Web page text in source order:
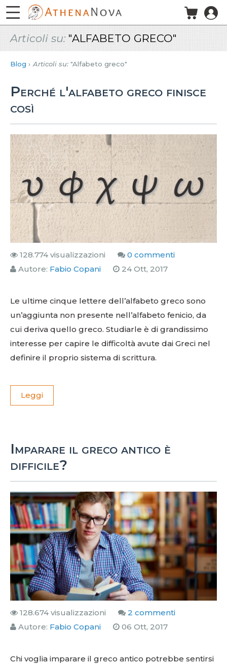
Salta al contenuto principale
Articoli su: "ALFABETO GRECO"
Blog Articoli su: "Alfabeto greco"
Perché l'alfabeto greco finisce
così
128.774 visualizzazioni
0 commenti
Autore: Fabio Copani 24 Ott, 2017
Le ultime cinque lettere dell’alfabeto greco sono
un’aggiunta non presente nell’alfabeto fenicio, da
cui deriva quello greco. Studiarle è di grandissimo
interesse per capire le difficoltà avute dai Greci nel
definire il proprio sistema di scrittura.
Leggi
Imparare il greco antico è
difficile?
128.674 visualizzazioni
2 commenti
Autore: Fabio Copani 06 Ott, 2017
Chi voglia imparare il greco antico potrebbe sentirsi